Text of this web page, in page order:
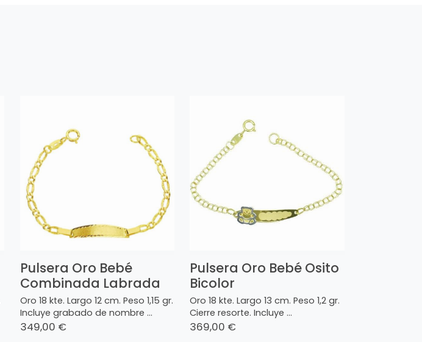
Pulsera Oro Bebé
Combinada Labrada
Oro 18 kte. Largo 12 cm. Peso 1,15 gr.
Incluye grabado de nombre ...
349,00 €
Pulsera Oro Bebé Osito
Bicolor
Oro 18 kte. Largo 13 cm. Peso 1,2 gr.
Cierre resorte. Incluye ...
369,00 €